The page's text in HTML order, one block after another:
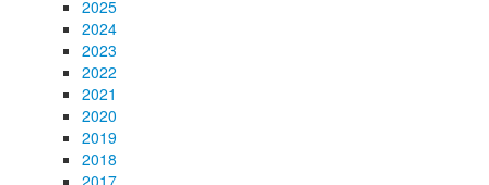
2025
2024
2023
2022
2021
2020
2019
2018
2017